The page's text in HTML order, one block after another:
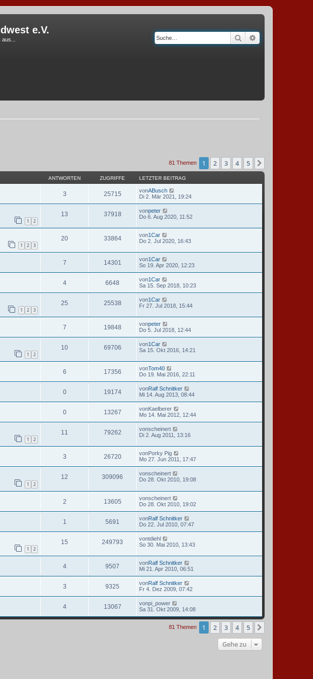
e.V.
Suche
81 Themen 1 2 3 4 5
ANTWORTEN ZUGRIFFE LETZTER BEITRAG
3 25715 vonABusch
Di 2. Mär 2021, 19:24
1 2
13 37918 vonpeter
Do 6. Aug 2020, 11:52
1 2 3
20 33864 von1Car
Do 2. Jul 2020, 16:43
7 14301 von1Car
So 19. Apr 2020, 12:23
4 6648 von1Car
Sa 15. Sep 2018, 10:23
1 2 3
25 25538 von1Car
Fr 27. Jul 2018, 15:44
7 19848 vonpeter
Do 5. Jul 2018, 12:44
1 2
10 69706 von1Car
Sa 15. Okt 2016, 14:21
6 17356 vonTom40
Do 19. Mai 2016, 22:11
0 19174 vonRalf Schnitker
Mi 14. Aug 2013, 08:44
0 13267 vonKaelberer
Mo 14. Mai 2012, 12:44
1 2
11 79262 vonscheinert
Di 2. Aug 2011, 13:16
3 26720 vonPorky Pig
Mo 27. Jun 2011, 17:47
1 2
12 309096 vonscheinert
Do 28. Okt 2010, 19:08
2 13605 vonscheinert
Do 28. Okt 2010, 19:02
1 5691 vonRalf Schnitker
Do 22. Jul 2010, 07:47
1 2
15 249793 vontdiehl
So 30. Mai 2010, 13:43
4 9507 vonRalf Schnitker
Mi 21. Apr 2010, 06:51
3 9325 vonRalf Schnitker
Fr 4. Dez 2009, 07:42
4 13067 vonpi_power
Sa 31. Okt 2009, 14:08
81 Themen 1 2 3 4 5
Gehe zu